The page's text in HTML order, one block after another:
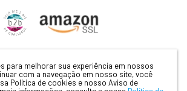
para melhorar sua experiência em nossos
com a navegação em nosso site, você
Política de cookies e nosso Aviso de
XUA PRODUTOS INFANTIS EIRELI | CNPJ:
Rua: GUARANI, Nº 1878 | CEP: 16202-033 | Bairro:
BRAZ | BIRIGUI - SP | Mapa do site